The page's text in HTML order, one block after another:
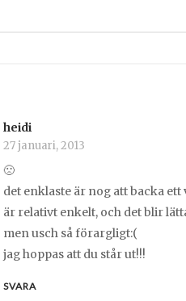
heidi
27 januari, 2013
🙁
det enklaste är nog att backa
är relativt enkelt, och det blir
men usch så förargligt:(
jag hoppas att du står ut!!!
SVARA